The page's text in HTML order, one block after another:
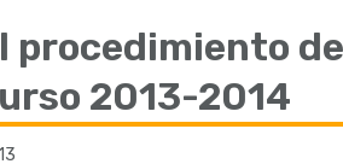
procedimiento
2013-2014